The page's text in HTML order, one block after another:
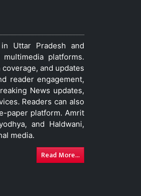
Uttar Pradesh and
platforms.
and updates
reader engagement,
News updates,
Readers can also
paper platform. Amrit
and Haldwani,
media.
Read More...